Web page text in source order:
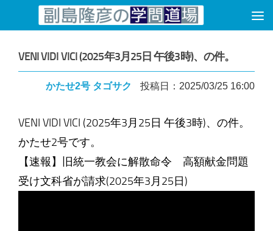
コンテンツへスキップ
VENI VIDI VICI (2025年3月25日 午後3時)、の件。
かたせ2号 タゴサク 投稿日：2025/03/25 16:00
VENI VIDI VICI (2025年3月25日 午後3時)、の件。
かたせ2号です。
【速報】旧統一教会に解散命令 高額献金問題
受け文科省が請求(2025年3月25日)